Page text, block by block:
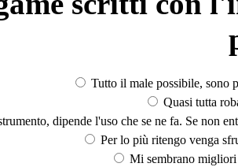
Tutto il male possibile, sono
Quasi tutta
dipende l'uso che se ne fa. Se non
Per lo più ritengo venga
Mi sembrano